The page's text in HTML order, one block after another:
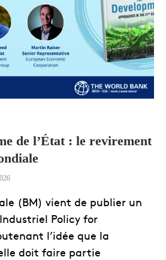
de l’État : le revirement
(BM) vient de publier un
Policy for
l’idée que la
doit faire partie